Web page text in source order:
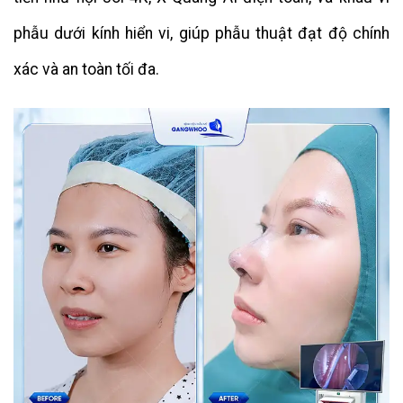
phẫu dưới kính hiển vi, giúp phẫu thuật đạt độ chính
xác và an toàn tối đa.